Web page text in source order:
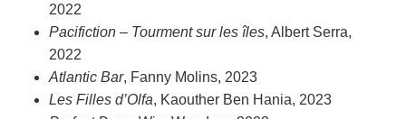
2022
Pacifiction – Tourment sur les îles, Albert Serra,
2022
Atlantic Bar, Fanny Molins, 2023
Les Filles d’Olfa, Kaouther Ben Hania, 2023